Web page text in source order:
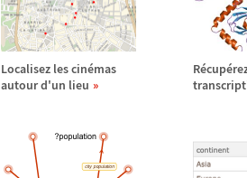
Localisez les cinémas
autour d'un lieu
Récupé